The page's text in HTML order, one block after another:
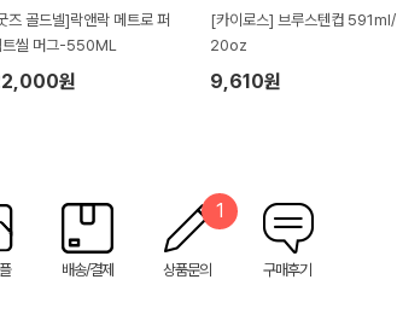
즈 골드넬]락앤락 메트로 퍼
트씰 머그-550ML
원
[카이로스] 브루스텐컵 591ml/
20oz
9,610원
배송/결제 상품문의
1
구매후기